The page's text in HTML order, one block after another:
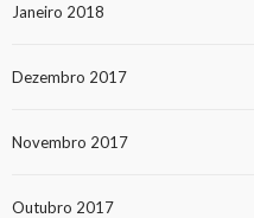
Janeiro 2018
Dezembro 2017
Novembro 2017
Outubro 2017